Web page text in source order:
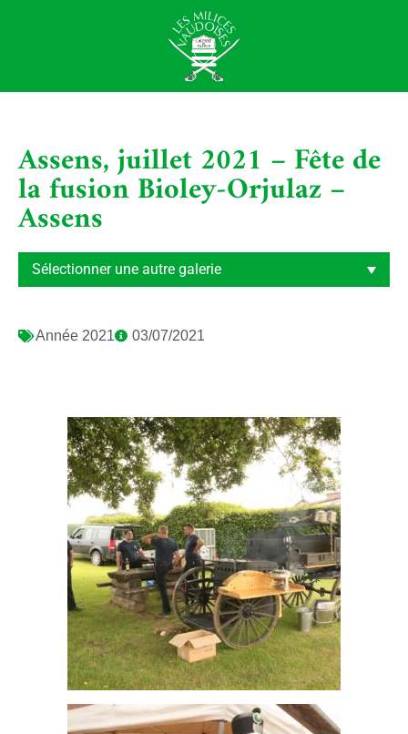
Assens, juillet 2021 – Fête de
la fusion Bioley-Orjulaz –
Assens
Année 2021 03/07/2021